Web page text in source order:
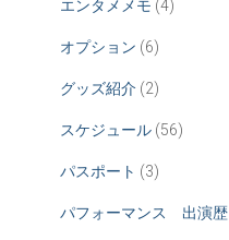
エンタメメモ (4)
オプション (6)
グッズ紹介 (2)
スケジュール (56)
パスポート (3)
パフォーマンス 出演歴